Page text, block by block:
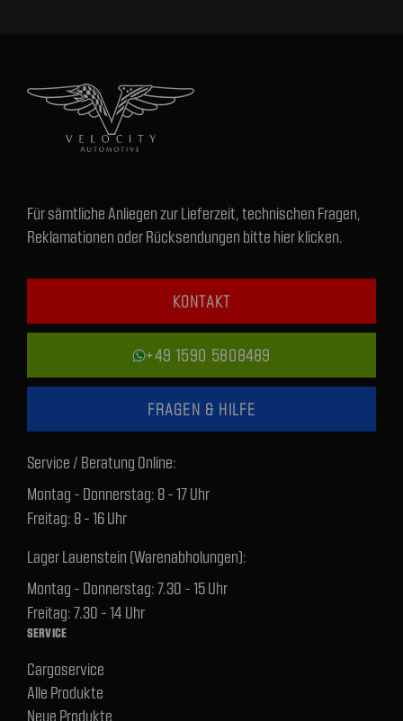
Für sämtliche Anliegen zur Lieferzeit, technischen Fragen,
Reklamationen oder Rücksendungen bitte hier klicken.
KONTAKT
+49 1590 5808489
FRAGEN & HILFE
Service / Beratung Online:
Montag - Donnerstag: 8 - 17 Uhr
Freitag: 8 - 16 Uhr
Lager Lauenstein (Warenabholungen):
Montag - Donnerstag: 7.30 - 15 Uhr
Freitag: 7.30 - 14 Uhr
SERVICE
Cargoservice
Alle Produkte
Neue Produkte